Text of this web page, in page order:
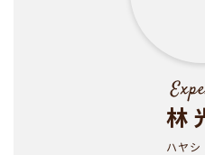
林
ハヤシ